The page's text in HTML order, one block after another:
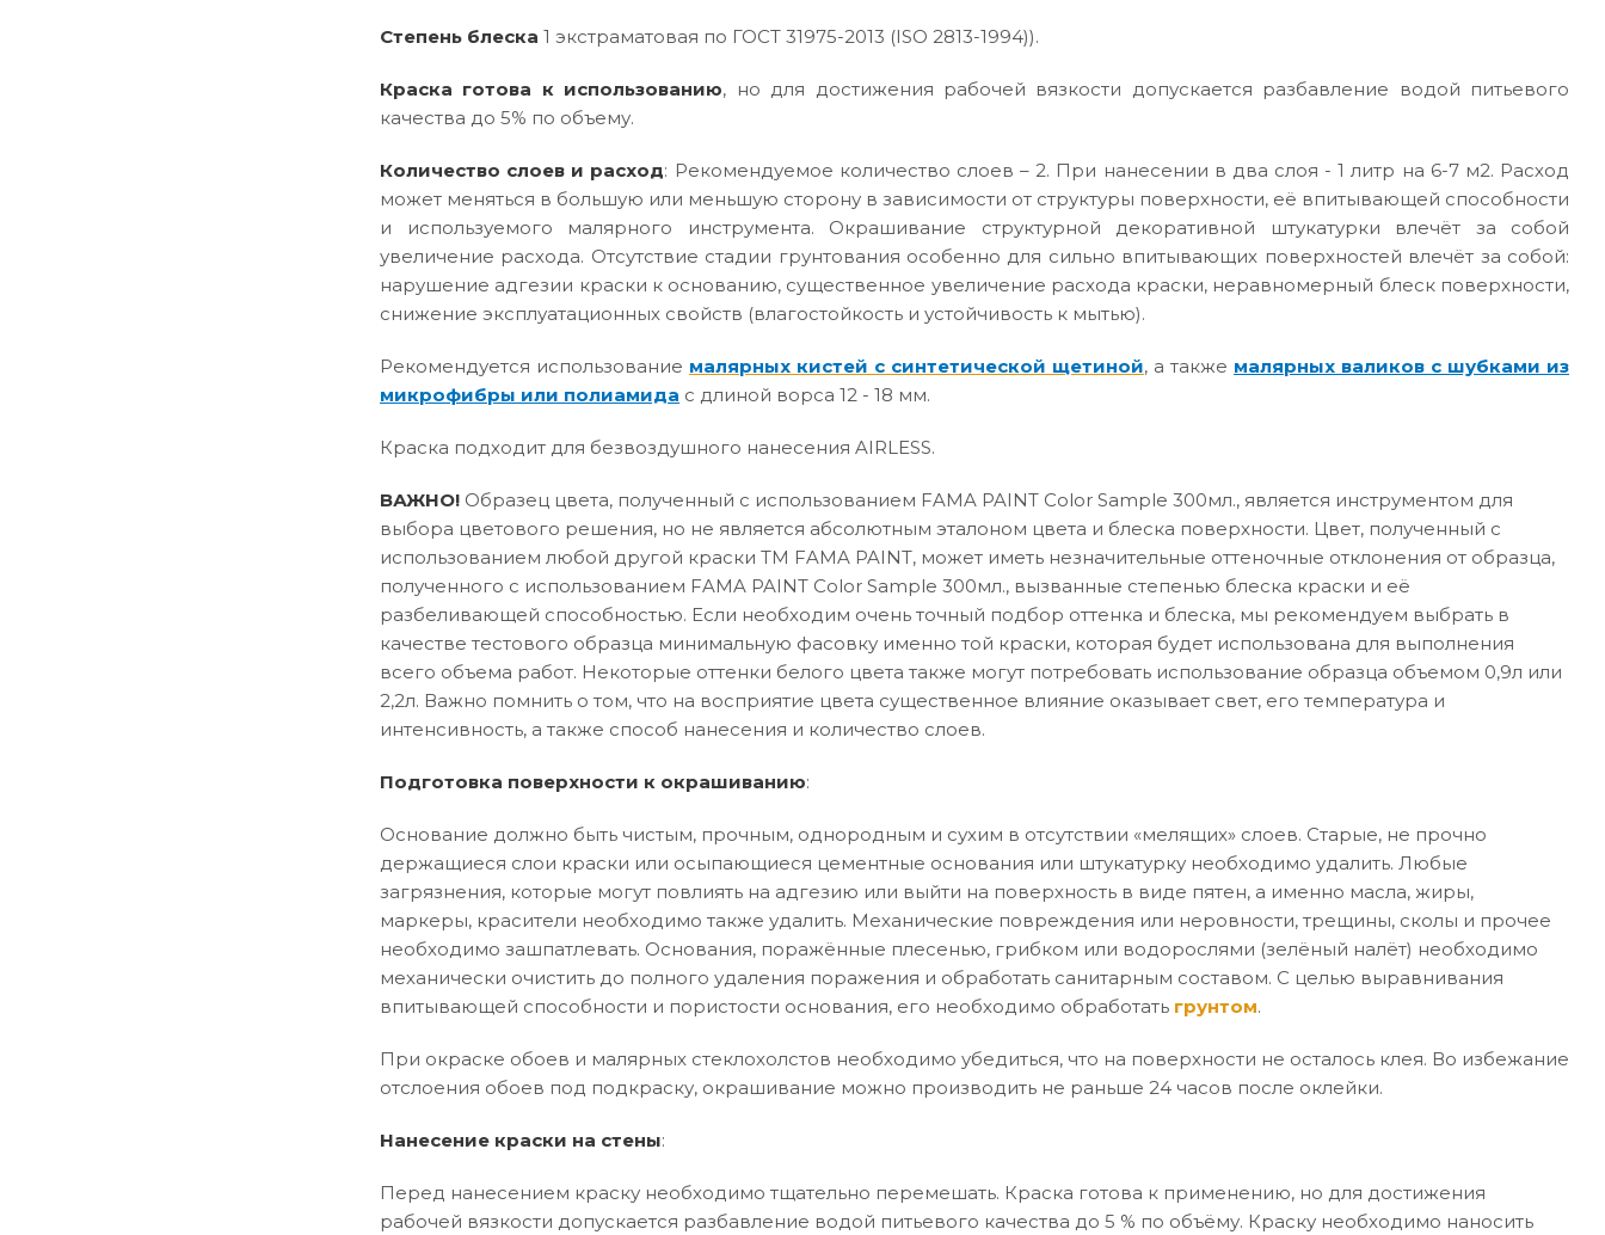
Степень блеска 1 экстраматовая по ГОСТ 31975-2013 (ISO 2813-1994)).
Краска готова к использованию, но для достижения рабочей вязкости допускается разбавление водой питьевого
качества до 5% по объему.
Количество слоев и расход: Рекомендуемое количество слоев – 2. При нанесении в два слоя - 1 литр на 6-7 м2. Расход
может меняться в большую или меньшую сторону в зависимости от структуры поверхности, её впитывающей способности
и используемого малярного инструмента. Окрашивание структурной декоративной штукатурки влечёт за собой
увеличение расхода. Отсутствие стадии грунтования особенно для сильно впитывающих поверхностей влечёт за собой:
нарушение адгезии краски к основанию, существенное увеличение расхода краски, неравномерный блеск поверхности,
снижение эксплуатационных свойств (влагостойкость и устойчивость к мытью).
Рекомендуется использование малярных кистей с синтетической щетиной, а также малярных валиков с шубками из
микрофибры или полиамида с длиной ворса 12 - 18 мм.
Краска подходит для безвоздушного нанесения AIRLESS.
ВАЖНО! Образец цвета, полученный с использованием FAMA PAINT Color Sample 300мл., является инструментом для
выбора цветового решения, но не является абсолютным эталоном цвета и блеска поверхности. Цвет, полученный с
использованием любой другой краски ТМ FAMA PAINT, может иметь незначительные оттеночные отклонения от образца,
полученного с использованием FAMA PAINT Color Sample 300мл., вызванные степенью блеска краски и её
разбеливающей способностью. Если необходим очень точный подбор оттенка и блеска, мы рекомендуем выбрать в
качестве тестового образца минимальную фасовку именно той краски, которая будет использована для выполнения
всего объема работ. Некоторые оттенки белого цвета также могут потребовать использование образца объемом 0,9л или
2,2л. Важно помнить о том, что на восприятие цвета существенное влияние оказывает свет, его температура и
интенсивность, а также способ нанесения и количество слоев.
Подготовка поверхности к окрашиванию:
Основание должно быть чистым, прочным, однородным и сухим в отсутствии «мелящих» слоев. Старые, не прочно
держащиеся слои краски или осыпающиеся цементные основания или штукатурку необходимо удалить. Любые
загрязнения, которые могут повлиять на адгезию или выйти на поверхность в виде пятен, а именно масла, жиры,
маркеры, красители необходимо также удалить. Механические повреждения или неровности, трещины, сколы и прочее
необходимо зашпатлевать. Основания, поражённые плесенью, грибком или водорослями (зелёный налёт) необходимо
механически очистить до полного удаления поражения и обработать санитарным составом. С целью выравнивания
впитывающей способности и пористости основания, его необходимо обработать грунтом.
При окраске обоев и малярных стеклохолстов необходимо убедиться, что на поверхности не осталось клея. Во избежание
отслоения обоев под подкраску, окрашивание можно производить не раньше 24 часов после оклейки.
Нанесение краски на стены:
Перед нанесением краску необходимо тщательно перемешать. Краска готова к применению, но для достижения
рабочей вязкости допускается разбавление водой питьевого качества до 5 % по объёму. Краску необходимо наносить